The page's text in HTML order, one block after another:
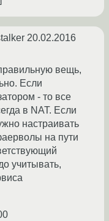
20.02.2016
вещь,
Если
- то все
в NAT. Если
настраивать
на пути
учитывать,